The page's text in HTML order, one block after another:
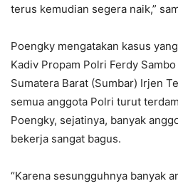
terus kemudian segera naik,”
Poengky mengatakan kasus
Kadiv Propam Polri Ferdy
Sumatera Barat (Sumbar) Irjen
semua anggota Polri turut
Poengky, sejatinya, banyak
bekerja sangat bagus.
“Karena sesungguhnya banyak